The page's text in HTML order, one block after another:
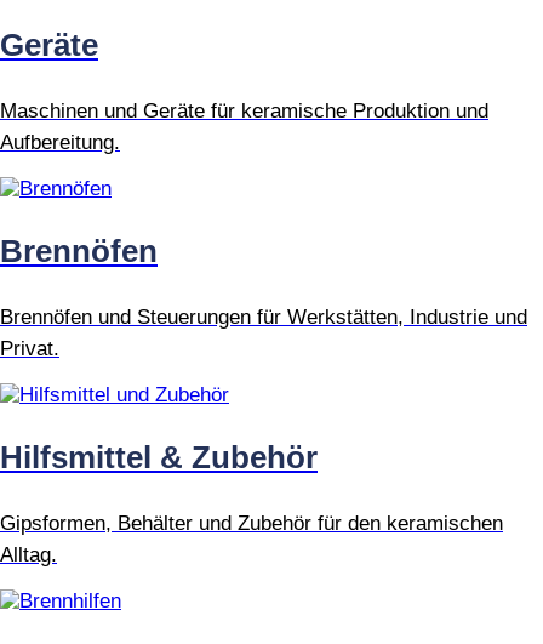
Geräte
Maschinen und Geräte für keramische Produktion und
Aufbereitung.
Brennöfen
Brennöfen und Steuerungen für Werkstätten, Industrie und
Privat.
Hilfsmittel & Zubehör
Gipsformen, Behälter und Zubehör für den keramischen
Alltag.